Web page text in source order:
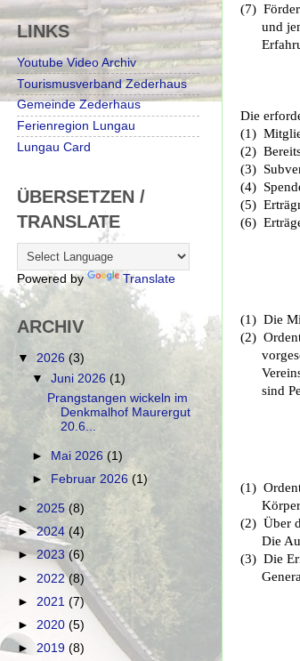
(7)
und
Die
(1)
(2)
(3)
(4)
(5)
(6)
(1) Die
(2)
sind
(1)
(2) Über
Die
(3) Die
LINKS
Youtube Video Archiv
Tourismusverband Zederhaus
Gemeinde Zederhaus
Ferienregion Lungau
Lungau Card
ÜBERSETZEN /
TRANSLATE
Powered by Translate
ARCHIV
▼ 2026 (3)
▼Juni 2026 (1)
Prangstangen wickeln im
Denkmalhof Maurergut
20.6...
► Mai 2026(1)
►
Februar 2026 (1)
► 2025 (8)
►2024 (4)
►2023 (6)
► 2022(8)
► 2021 (7)
► 2020 (5)
► 2019 (8)